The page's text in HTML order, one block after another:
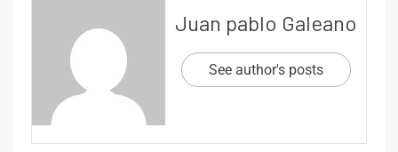
Juan pablo Galeano
See author's posts